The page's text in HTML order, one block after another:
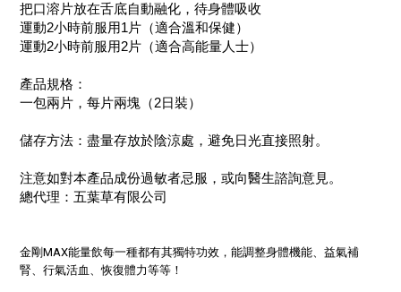
把口溶片放在舌底自動融化，待身體吸收
運動2小時前服用1片（適合溫和保健）
運動2小時前服用2片（適合高能量人士）
產品規格：
一包兩片，每片兩塊（2日裝）
儲存方法：盡量存放於陰涼處，避免日光直接照射。
注意如對本產品成份過敏者忌服，或向醫生諮詢意見。
總代理：五葉草有限公司
金剛MAX能量飲每一種都有其獨特功效，能調整身體機能、益氣補
腎、行氣活血、恢復體力等等！